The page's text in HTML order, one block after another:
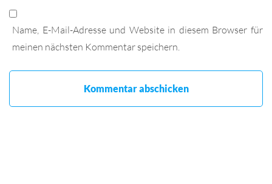
Name, E-Mail-Adresse und Website in diesem Browser für
meinen nächsten Kommentar speichern.